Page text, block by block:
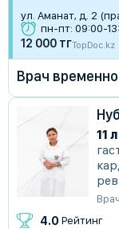
ул. Аманат, д. 2
пн-пт: 09:00-
12 000 тгTopDoc.kz
Врач
11
Врач
4.0 Рейтинг